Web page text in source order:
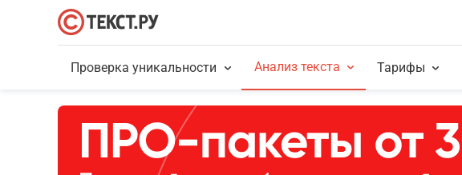
Проверка уникальности Анализ текста Тарифы